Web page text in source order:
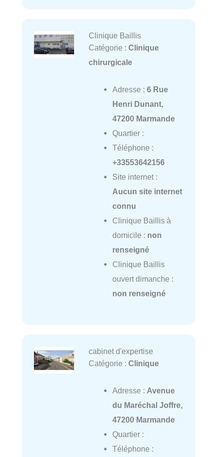
Clinique Baillis
Catégorie : Clinique
chirurgicale
Adresse : 6 Rue
Henri Dunant,
47200 Marmande
Quartier :
Téléphone :
+33553642156
Site internet :
Aucun site internet
connu
Clinique Baillis à
domicile : non
renseigné
Clinique Baillis
ouvert dimanche :
non renseigné
cabinet d'expertise
Catégorie : Clinique
Adresse : Avenue
du Maréchal Joffre,
47200 Marmande
Quartier :
Téléphone :